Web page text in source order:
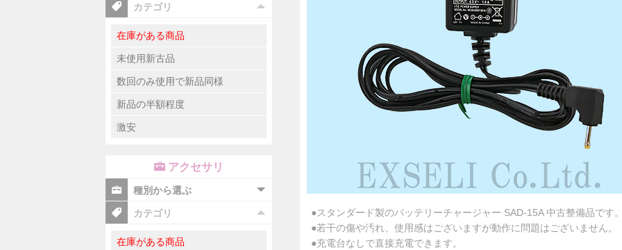
●スタンダード製のバッテリーチャージャー SAD-15A 中古整備品です
●若干の傷や汚れ、使用感はございますが動作に問題はございません。
●充電台なしで直接充電できます。
カテゴリ
在庫がある商品
未使用新古品
数回のみ使用で新品同様
新品の半額程度
激安
アクセサリ
種別から選ぶ
カテゴリ
在庫がある商品